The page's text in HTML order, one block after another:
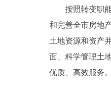
走进北京
绿色
按照转变职能
和完善全市房地
土地资源和资产
面、科学管理土
优质、高效服务。